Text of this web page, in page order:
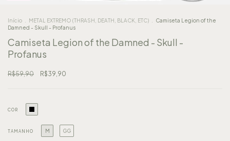
Início METAL EXTREMO (THRASH, DEATH, BLACK, ETC)
Camiseta Legion of the
Damned - Skull - Profanus
Camiseta Legion of the Damned - Skull -
Profanus
R$59,90 R$39,90
COR
TAMANHO M GG